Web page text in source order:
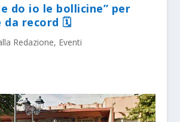
do io le bollicine” per
da record 🗓
Redazione, Eventi